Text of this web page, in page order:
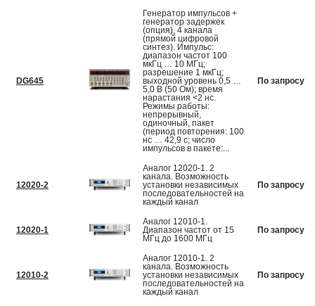
DG645
Генератор импульсов +
генератор задержек
(опция), 4 канала
(прямой цифровой
синтез). Импульс:
диапазон частот 100
мкГц … 10 МГц;
разрешение 1 мкГц;
выходной уровень 0,5 …
5,0 В (50 Ом); время
нарастания <2 нс.
Режимы работы:
непрерывный,
одиночный, пакет
(период повторения: 100
нс … 42,9 с; число
импульсов в пакете:...
По запросу
12020-2
Аналог 12020-1. 2
канала. Возможность
установки независимых
последовательностей на
каждый канал
По запросу
12020-1
Аналог 12010-1.
Диапазон частот от 15
МГц до 1600 МГц
По запросу
12010-2
Аналог 12010-1. 2
канала. Возможность
установки независимых
последовательностей на
каждый канал
По запросу